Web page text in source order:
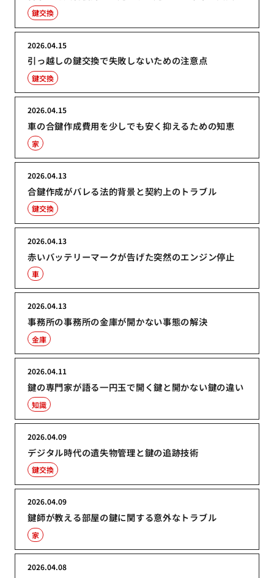
鍵交換
引っ越しの鍵交換で失敗しないための注意点
2026.04.15
鍵交換
車の合鍵作成費用を少しでも安く抑えるための知恵
2026.04.15
家
合鍵作成がバレる法的背景と契約上のトラブル
2026.04.13
鍵交換
赤いバッテリーマークが告げた突然のエンジン停止
2026.04.13
車
事務所の事務所の金庫が開かない事態の解決
2026.04.13
金庫
鍵の専門家が語る一円玉で開く鍵と開かない鍵の違い
2026.04.11
知識
デジタル時代の遺失物管理と鍵の追跡技術
2026.04.09
鍵交換
鍵師が教える部屋の鍵に関する意外なトラブル
2026.04.09
家
2026.04.08